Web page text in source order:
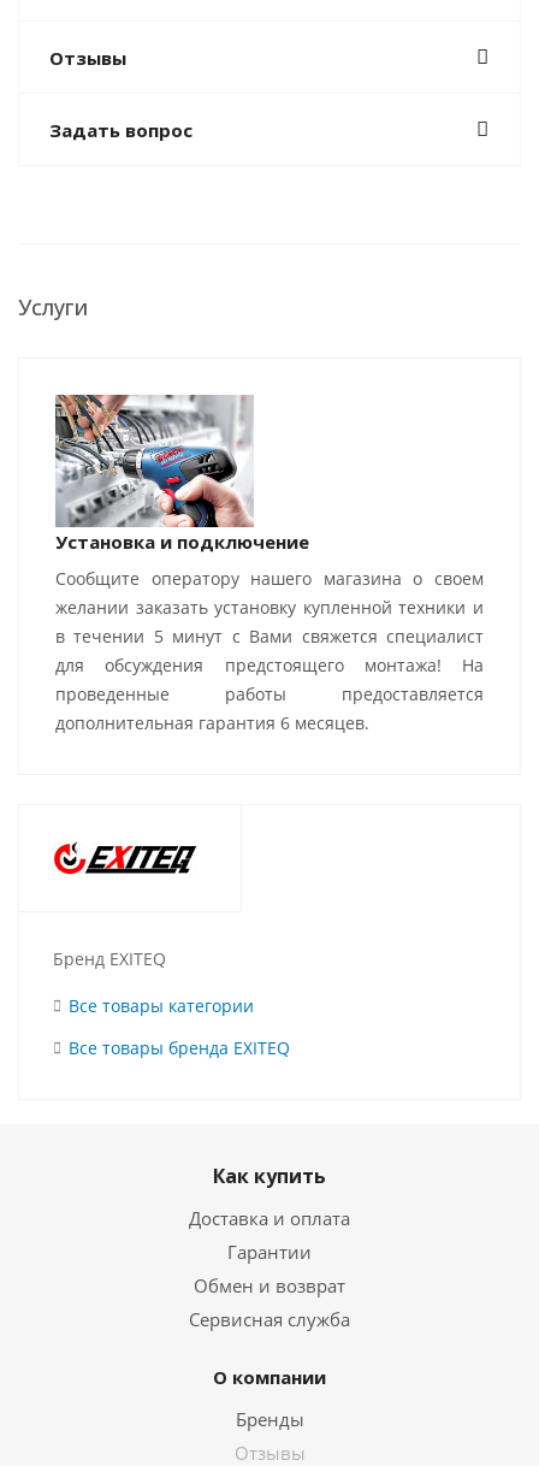
Отзывы
Задать вопрос
Услуги
Установка и подключение
Сообщите оператору нашего магазина о своем
желании заказать установку купленной техники и
в течении 5 минут с Вами свяжется специалист
для обсуждения предстоящего монтажа! На
проведенные работы предоставляется
дополнительная гарантия 6 месяцев.
Бренд EXITEQ
Все товары категории
Все товары бренда EXITEQ
Как купить
Доставка и оплата
Гарантии
Обмен и возврат
Сервисная служба
О компании
Бренды
Отзывы